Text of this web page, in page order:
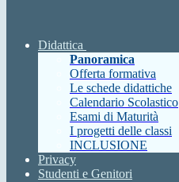
Didattica
Panoramica
Offerta formativa
Le schede didattiche
Calendario Scolastico
Esami di Maturità
I progetti delle classi
INCLUSIONE
Privacy
Studenti e Genitori